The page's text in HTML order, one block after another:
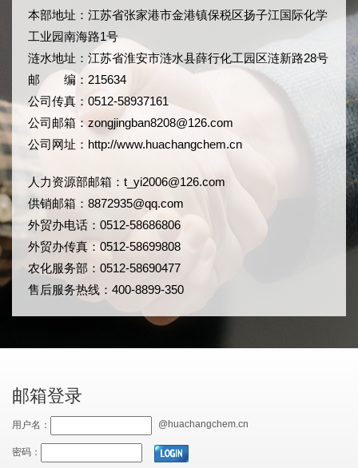
本部地址：江苏省张家港市金港镇保税区扬子江国际化学
工业园南海路1号
涟水地址：江苏省淮安市涟水县薛行化工园区涟新路28号
邮 编：215634
公司传真：0512-58937161
公司邮箱： zongjingban8208@126.com
公司网址： http://www.huachangchem.cn
人力资源部邮箱： t_yi2006@126.com
供销邮箱：8872935@qq.com
外贸办电话：0512-58686806
外贸办传真：0512-58699808
农化服务部：0512-58690477
售后服务热线：400-8899-350
邮箱登录
用户名： @huachangchem.cn
密码：